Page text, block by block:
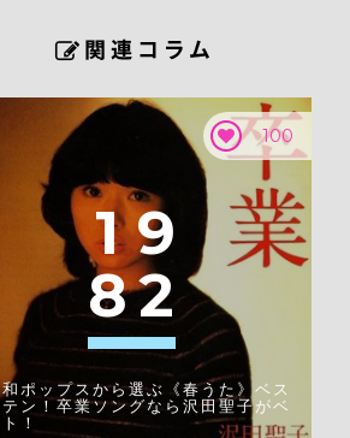
100
1 9
82
ポップスから選ぶ《春うた》ベス
テン！卒業ソングなら沢田聖子がベ
！